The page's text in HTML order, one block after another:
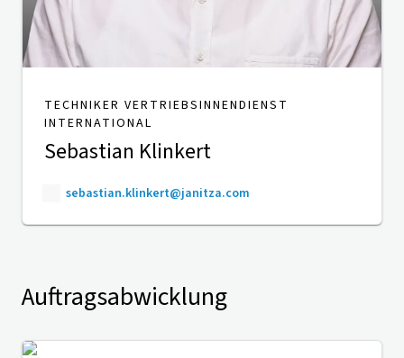
TECHNIKER VERTRIEBSINNENDIENST
INTERNATIONAL
Sebastian Klinkert
sebastian.klinkert@janitza.com
Auftragsabwicklung